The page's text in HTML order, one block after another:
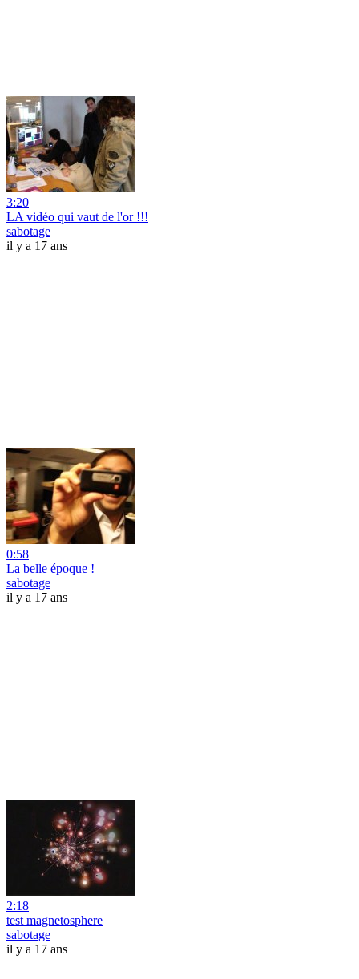
3:20
LA vidéo qui vaut de l'or !!!
sabotage
il y a 17 ans
0:58
La belle époque !
sabotage
il y a 17 ans
2:18
test magnetosphere
sabotage
il y a 17 ans